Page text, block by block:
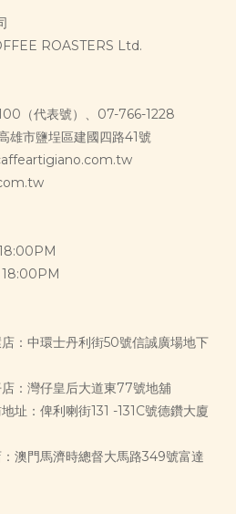
ROASTERS Ltd.
（代表號）、07-766-1228
雄市鹽埕區建國四路41號
18:00PM
中環士丹利街50號信誠廣場地下
灣仔皇后大道東77號地舖
：俾利喇街131 -131C號德鑽大廈
門馬濟時總督大馬路349號富達